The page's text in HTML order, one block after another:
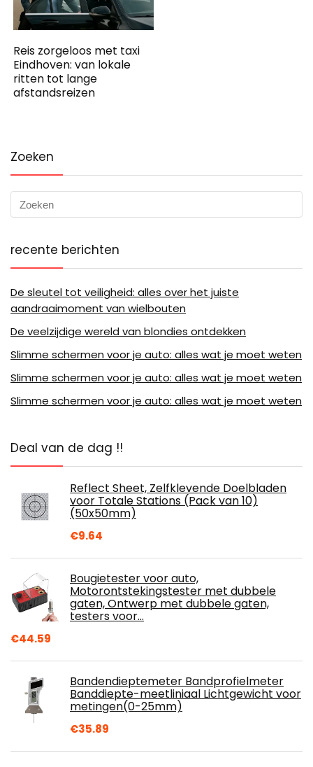
Reis zorgeloos met taxi
Eindhoven: van lokale
ritten tot lange
afstandsreizen
Zoeken
recente berichten
De sleutel tot veiligheid: alles over het juiste
aandraaimoment van wielbouten
De veelzijdige wereld van blondies ontdekken
Slimme schermen voor je auto: alles wat je moet weten
Slimme schermen voor je auto: alles wat je moet weten
Slimme schermen voor je auto: alles wat je moet weten
Deal van de dag !!
Reflect Sheet, Zelfklevende Doelbladen
voor Totale Stations (Pack van 10)
(50x50mm)
€9.64
Bougietester voor auto,
Motorontstekingstester met dubbele
gaten, Ontwerp met dubbele gaten,
testers voor…
€44.59
Bandendieptemeter Bandprofielmeter
Banddiepte-meetliniaal Lichtgewicht voor
metingen(0-25mm)
€35.89